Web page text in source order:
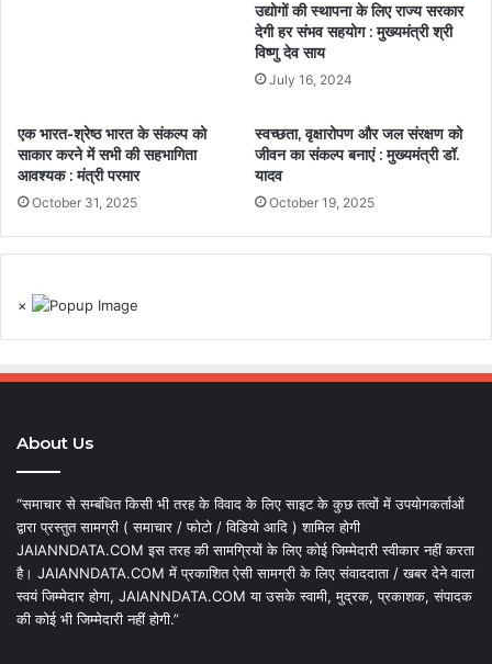
उद्योगों की स्थापना के लिए राज्य सरकार
देगी हर संभव सहयोग : मुख्यमंत्री श्री
विष्णु देव साय
July 16, 2024
एक भारत-श्रेष्ठ भारत के संकल्प को
साकार करने में सभी की सहभागिता
आवश्यक : मंत्री परमार
October 31, 2025
स्वच्छता, वृक्षारोपण और जल संरक्षण को
जीवन का संकल्प बनाएं : मुख्यमंत्री डॉ.
यादव
October 19, 2025
×
About Us
“समाचार से सम्बंधित किसी भी तरह के विवाद के लिए साइट के कुछ तत्वों में उपयोगकर्ताओं
द्वारा प्रस्तुत सामग्री ( समाचार / फोटो / विडियो आदि ) शामिल होगी
JAIANNDATA.COM इस तरह की सामग्रियों के लिए कोई जिम्मेदारी स्वीकार नहीं करता
है। JAIANNDATA.COM में प्रकाशित ऐसी सामग्री के लिए संवाददाता / खबर देने वाला
स्वयं जिम्मेदार होगा, JAIANNDATA.COM या उसके स्वामी, मुद्रक, प्रकाशक, संपादक
की कोई भी जिम्मेदारी नहीं होगी.”